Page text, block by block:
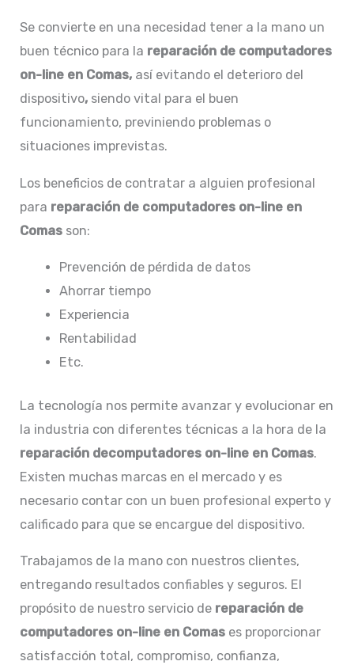
Se convierte en una necesidad tener a la mano un
buen técnico para la reparación de computadores
on-line en Comas, así evitando el deterioro del
dispositivo, siendo vital para el buen
funcionamiento, previniendo problemas o
situaciones imprevistas.
Los beneficios de contratar a alguien profesional
para reparación de computadores on-line en
Comas son:
Prevención de pérdida de datos
Ahorrar tiempo
Experiencia
Rentabilidad
Etc.
La tecnología nos permite avanzar y evolucionar en
la industria con diferentes técnicas a la hora de la
reparación decomputadores on-line en Comas.
Existen muchas marcas en el mercado y es
necesario contar con un buen profesional experto y
calificado para que se encargue del dispositivo.
Trabajamos de la mano con nuestros clientes,
entregando resultados confiables y seguros. El
propósito de nuestro servicio de reparación de
computadores on-line en Comas es proporcionar
satisfacción total, compromiso, confianza,